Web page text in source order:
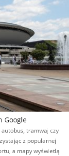
Google
tramwaj czy
z popularnej
a mapy wyświetlą